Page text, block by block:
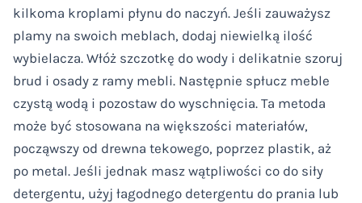
kilkoma kroplami płynu do naczyń. Jeśli zauważysz
plamy na swoich meblach, dodaj niewielką ilość
wybielacza. Włóż szczotkę do wody i delikatnie szoruj
brud i osady z ramy mebli. Następnie spłucz meble
czystą wodą i pozostaw do wyschnięcia. Ta metoda
może być stosowana na większości materiałów,
począwszy od drewna tekowego, poprzez plastik, aż
po metal. Jeśli jednak masz wątpliwości co do siły
detergentu, użyj łagodnego detergentu do prania lub